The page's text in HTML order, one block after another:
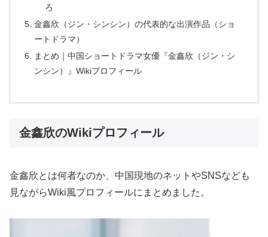
ろ
金鑫欣（ジン・シンシン）の代表的な出演作品（ショ
ートドラマ）
まとめ｜中国ショートドラマ女優『金鑫欣（ジン・シ
ンシン）』Wikiプロフィール
金鑫欣のWikiプロフィール
金鑫欣とは何者なのか、中国現地のネットやSNSなども
見ながらWiki風プロフィールにまとめました。